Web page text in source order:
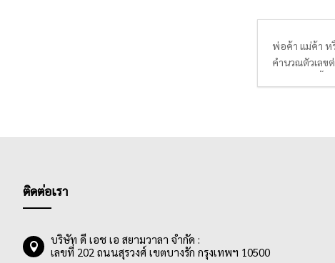
พ่อค้า แม่ค้า ห
คำนวณตัวเลข
แม่นยำมากขึ้
Matrix ด้วยร
ติดต่อเรา
บริษัท ดี เอช เอ สยามวาลา จำกัด :
เลขที่ 202 ถนนสุรวงศ์ เขตบางรัก กรุงเทพฯ 10500